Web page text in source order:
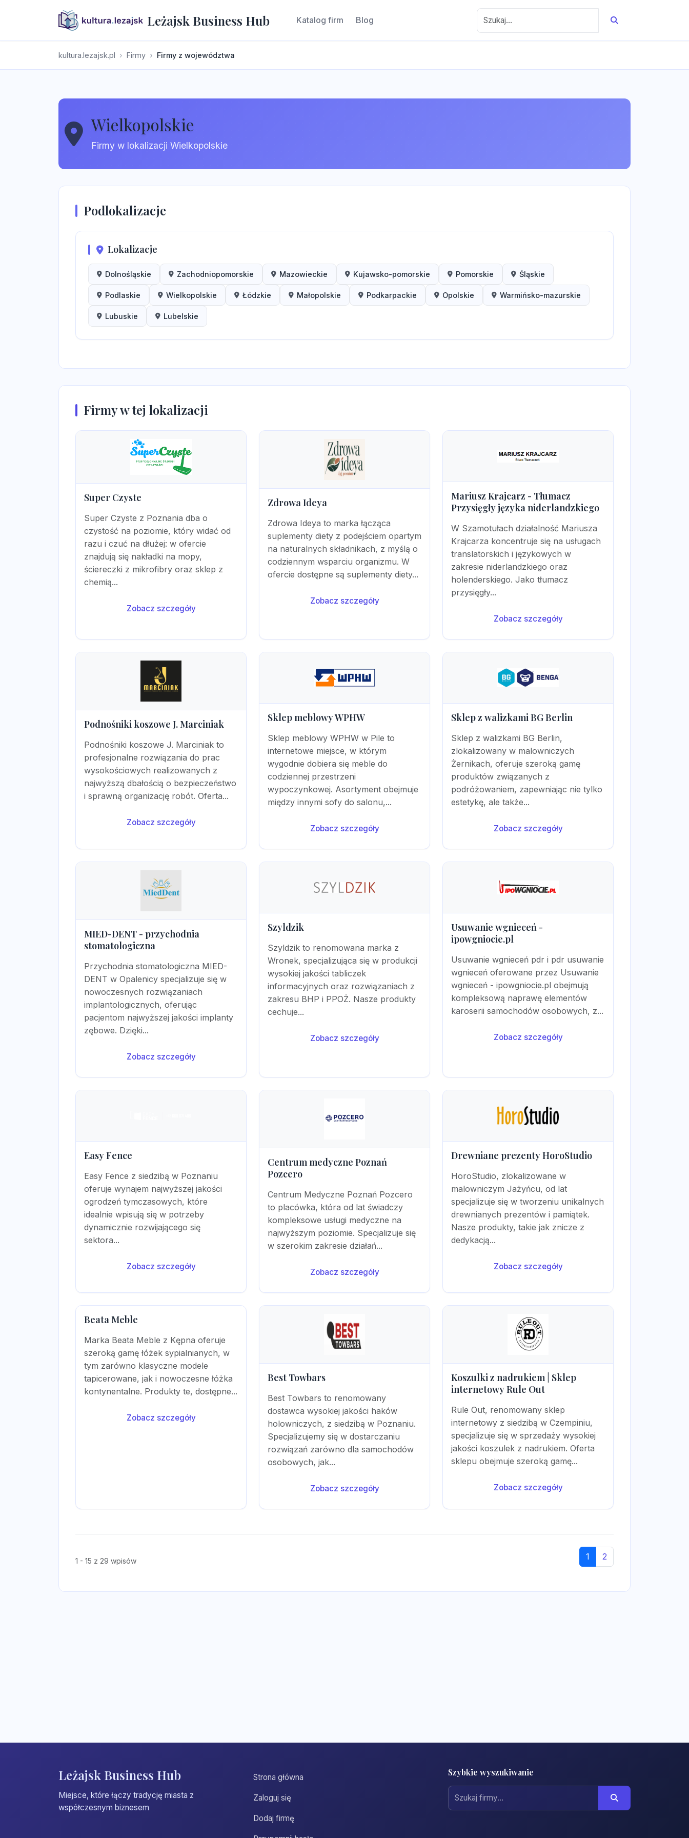
Leżajsk Business Hub Katalog firm Blog
kultura.lezajsk.pl Firmy Firmy z województwa
Wielkopolskie
Firmy w lokalizacji Wielkopolskie
Podlokalizacje
Lokalizacje
Dolnośląskie Zachodniopomorskie Mazowieckie Kujawsko-pomorskie Pomorskie Śląskie
Podlaskie Wielkopolskie Łódzkie Małopolskie Podkarpackie Opolskie Warmińsko-mazurskie
Lubuskie Lubelskie
Firmy w tej lokalizacji
Super Czyste
Super Czyste z Poznania dba o
czystość na poziomie, który widać od
razu i czuć na dłużej: w ofercie
znajdują się nakładki na mopy,
ściereczki z mikrofibry oraz sklep z
chemią...
Zobacz szczegóły
Zdrowa Ideya
Zdrowa Ideya to marka łącząca
suplementy diety z podejściem opartym
na naturalnych składnikach, z myślą o
codziennym wsparciu organizmu. W
ofercie dostępne są suplementy diety...
Zobacz szczegóły
Mariusz Krajcarz - Tłumacz
Przysięgły języka niderlandzkiego
W Szamotułach działalność Mariusza
Krajcarza koncentruje się na usługach
translatorskich i językowych w
zakresie niderlandzkiego oraz
holenderskiego. Jako tłumacz
przysięgły...
Zobacz szczegóły
Podnośniki koszowe J. Marciniak
Podnośniki koszowe J. Marciniak to
profesjonalne rozwiązania do prac
wysokościowych realizowanych z
najwyższą dbałością o bezpieczeństwo
i sprawną organizację robót. Oferta...
Zobacz szczegóły
Sklep meblowy WPHW
Sklep meblowy WPHW w Pile to
internetowe miejsce, w którym
wygodnie dobiera się meble do
codziennej przestrzeni
wypoczynkowej. Asortyment obejmuje
między innymi sofy do salonu,...
Zobacz szczegóły
Sklep z walizkami BG Berlin
Sklep z walizkami BG Berlin,
zlokalizowany w malowniczych
Żernikach, oferuje szeroką gamę
produktów związanych z
podróżowaniem, zapewniając nie tylko
estetykę, ale także...
Zobacz szczegóły
MIED-DENT - przychodnia
stomatologiczna
Przychodnia stomatologiczna MIED-
DENT w Opalenicy specjalizuje się w
nowoczesnych rozwiązaniach
implantologicznych, oferując
pacjentom najwyższej jakości implanty
zębowe. Dzięki...
Zobacz szczegóły
Szyldzik
Szyldzik to renomowana marka z
Wronek, specjalizująca się w produkcji
wysokiej jakości tabliczek
informacyjnych oraz rozwiązaniach z
zakresu BHP i PPOŻ. Nasze produkty
cechuje...
Zobacz szczegóły
Usuwanie wgnieceń -
ipowgniocie.pl
Usuwanie wgnieceń pdr i pdr usuwanie
wgnieceń oferowane przez Usuwanie
wgnieceń - ipowgniocie.pl obejmują
kompleksową naprawę elementów
karoserii samochodów osobowych, z...
Zobacz szczegóły
Easy Fence
Easy Fence z siedzibą w Poznaniu
oferuje wynajem najwyższej jakości
ogrodzeń tymczasowych, które
idealnie wpisują się w potrzeby
dynamicznie rozwijającego się
sektora...
Zobacz szczegóły
Centrum medyczne Poznań
Pozcero
Centrum Medyczne Poznań Pozcero
to placówka, która od lat świadczy
kompleksowe usługi medyczne na
najwyższym poziomie. Specjalizuje się
w szerokim zakresie działań...
Zobacz szczegóły
Drewniane prezenty HoroStudio
HoroStudio, zlokalizowane w
malowniczym Jażyńcu, od lat
specjalizuje się w tworzeniu unikalnych
drewnianych prezentów i pamiątek.
Nasze produkty, takie jak znicze z
dedykacją...
Zobacz szczegóły
Beata Meble
Marka Beata Meble z Kępna oferuje
szeroką gamę łóżek sypialnianych, w
tym zarówno klasyczne modele
tapicerowane, jak i nowoczesne łóżka
kontynentalne. Produkty te, dostępne...
Zobacz szczegóły
Best Towbars
Best Towbars to renomowany
dostawca wysokiej jakości haków
holowniczych, z siedzibą w Poznaniu.
Specjalizujemy się w dostarczaniu
rozwiązań zarówno dla samochodów
osobowych, jak...
Zobacz szczegóły
Koszulki z nadrukiem | Sklep
internetowy Rule Out
Rule Out, renomowany sklep
internetowy z siedzibą w Czempiniu,
specjalizuje się w sprzedaży wysokiej
jakości koszulek z nadrukiem. Oferta
sklepu obejmuje szeroką gamę...
Zobacz szczegóły
1 - 15 z 29 wpisów 1 2
Leżajsk Business Hub
Miejsce, które łączy tradycję miasta z
współczesnym biznesem
Strona główna
Zaloguj się
Dodaj firmę
Szybkie wyszukiwanie